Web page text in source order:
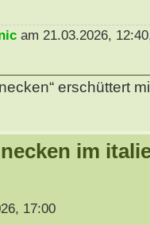
am 21.03.2026,
erschüttert
im
17:00